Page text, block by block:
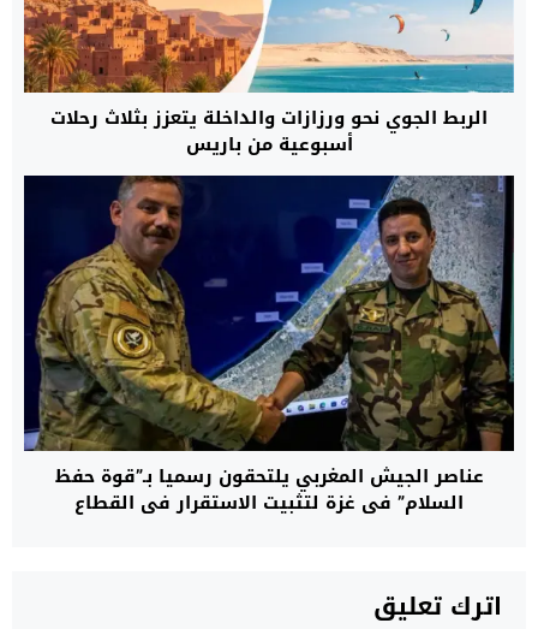
الربط الجوي نحو ورزازات والداخلة يتعزز بثلاث رحلات
أسبوعية من باريس
عناصر الجيش المغربي يلتحقون رسميا بـ”قوة حفظ
السلام” في غزة لتثبيت الاستقرار في القطاع
اترك تعليق